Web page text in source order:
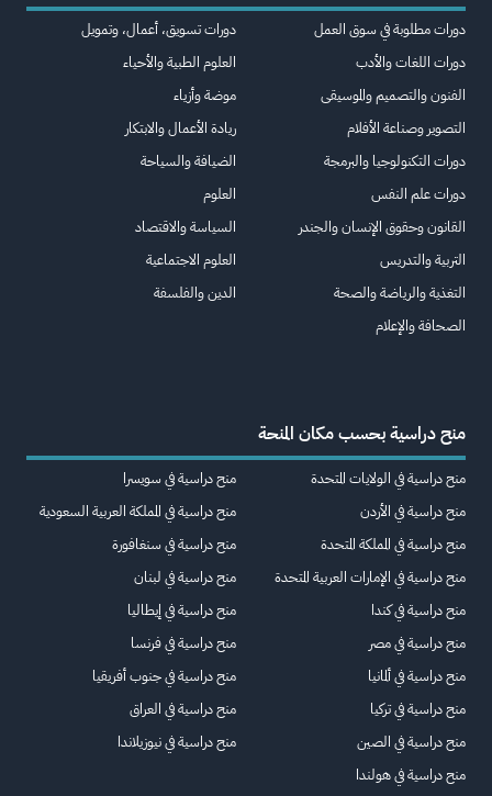
دورات مطلوبة في سوق العمل
دورات اللغات والأدب
الفنون والتصميم والموسيقى
التصوير وصناعة الأفلام
دورات التكنولوجيا والبرمجة
دورات علم النفس
القانون وحقوق الإنسان والجندر
التربية والتدريس
التغذية والرياضة والصحة
الصحافة والإعلام
دورات تسويق، أعمال، وتمويل
العلوم الطبية والأحياء
موضة وأزياء
ريادة الأعمال والابتكار
الضيافة والسياحة
العلوم
السياسة والاقتصاد
العلوم الاجتماعية
الدين والفلسفة
منح دراسية بحسب مكان المنحة
منح دراسية في الولايات المتحدة
منح دراسية في الأردن
منح دراسية في المملكة المتحدة
منح دراسية في الإمارات العربية المتحدة
منح دراسية في كندا
منح دراسية في مصر
منح دراسية في ألمانيا
منح دراسية في تركيا
منح دراسية في الصين
منح دراسية في هولندا
منح دراسية في سويسرا
منح دراسية في المملكة العربية السعودية
منح دراسية في سنغافورة
منح دراسية في لبنان
منح دراسية في إيطاليا
منح دراسية في فرنسا
منح دراسية في جنوب أفريقيا
منح دراسية في العراق
منح دراسية في نيوزيلاندا